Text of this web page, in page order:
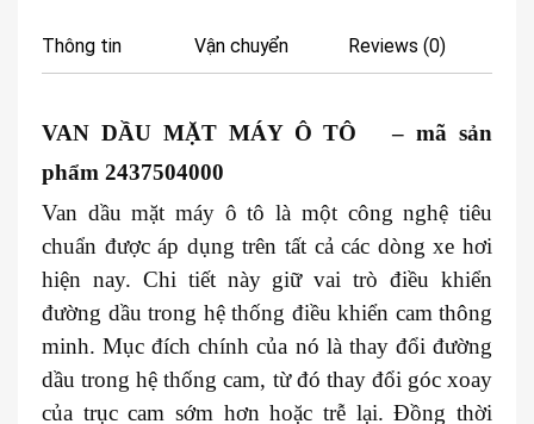
Thông tin Vận chuyển Reviews (0)
VAN DẦU MẶT MÁY Ô TÔ – mã sản
phẩm 2437504000
Van dầu mặt máy ô tô là một công nghệ tiêu
chuẩn được áp dụng trên tất cả các dòng xe hơi
hiện nay. Chi tiết này giữ vai trò điều khiển
đường dầu trong hệ thống điều khiển cam thông
minh. Mục đích chính của nó là thay đổi đường
dầu trong hệ thống cam, từ đó thay đổi góc xoay
của trục cam sớm hơn hoặc trễ lại. Đồng thời